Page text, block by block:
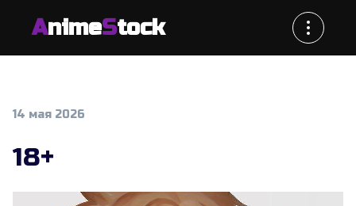
AnimeStock
14 мая 2026
18+